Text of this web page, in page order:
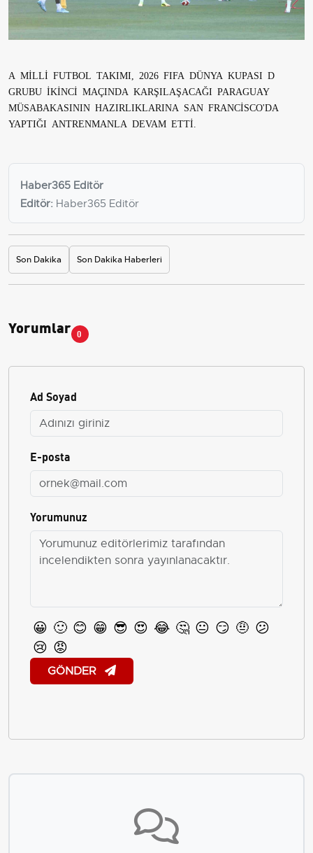
A MİLLİ FUTBOL TAKIMI, 2026 FIFA DÜNYA KUPASI D
GRUBU İKİNCİ MAÇINDA KARŞILAŞACAĞI PARAGUAY
MÜSABAKASININ HAZIRLIKLARINA SAN FRANCİSCO'DA
YAPTIĞI ANTRENMANLA DEVAM ETTİ.
Haber365 Editör
Editör: Haber365 Editör
Son Dakika Son Dakika Haberleri
Yorumlar 0
Ad Soyad
E-posta
Yorumunuz
😀 🙂 😊 😁 😎 😍 😂 🤔 😐 😏 🤨 😕
😢 😡
GÖNDER